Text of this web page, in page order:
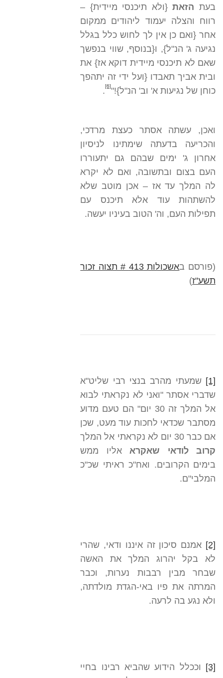
בעת הזאת{ולא תיכנסי מיידית} –
רווח והצלה יעמוד ליהודים ממקום
אחר {ואם כן אין לך לחוש כלל בגלל
נגיעה ג' הנ"ל}, ו{בנוסף, שווי בנפשך
שאם לא תיכנסי מיידית דוקא אז} את
ובית אביך תאבדו {ועל ידי זה יתהפך
כוחן של נגיעות א' וב' הנ"ל}!"[6]
.
ואכן, עשתה אסתר כעצת מרדכי,
והכריעה בדעתה שימתינו לניסיון
אחרון ג' ימים שבהם גם יתעוררו
העם בצום ובתשובה, ואם לא יקרא
לה המלך עד אז – אכן מוטב שלא
להשתהות עוד אלא תיכנס עם
תפילות העם, וה' הטוב בעיניו יעשה.
(פורסם ב
אשכולות 413 # תצוה זכור
תשע"ז)
[1] שמעתי מהרב בנצי רבי שליט"א
שדברי אסתר "ואני לא נקראתי לבוא
אל המלך זה 30 יום" הם טעם מדוע
מסתבר שכדאי לחכות עוד מעט, שכן
אם כבר 30 יום לא נקראתי אל המלך
קרוב לודאי שאקראאליו ממש
בימים הקרובים. ואח"כ ראיתי שכ"כ
המלבי"ם.
[2] אמנם סיכון זה איננו ודאי, שהרי
לא בקל יהרוג המלך את האשה
שבחר מבין רבבות נערות, וכבר
המרתה את פיו באי-הגדת מולדתה,
ולא נגע בה לרעה.
[3] וככלל הידוע שהביא רבינו בחיי